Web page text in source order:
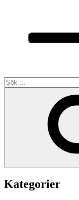
Sök
efter:
Kategorier